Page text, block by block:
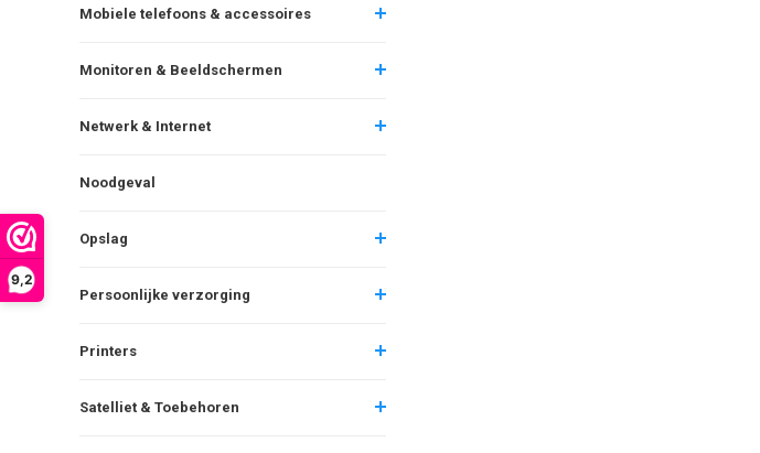
9,2
Mobiele telefoons & accessoires
Monitoren & Beeldschermen
Netwerk & Internet
Noodgeval
Opslag
Persoonlijke verzorging
Printers
Satelliet & Toebehoren